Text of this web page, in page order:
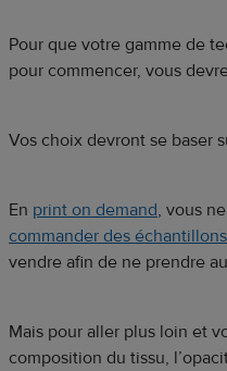
Pour que votre gamme de
pour commencer, vous
Vos choix devront se baser
En print on demand, vous
commander des échantillons
vendre afin de ne prendre
Mais pour aller plus loin et
composition du tissu,